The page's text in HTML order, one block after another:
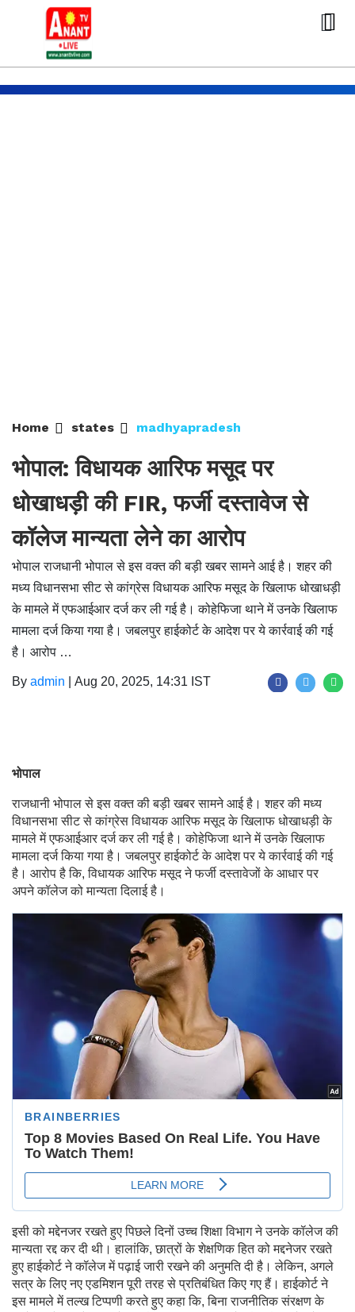
Home states madhyapradesh
भोपाल: विधायक आरिफ मसूद पर
धोखाधड़ी की FIR, फर्जी दस्तावेज से
कॉलेज मान्यता लेने का आरोप
भोपाल राजधानी भोपाल से इस वक्त की बड़ी खबर सामने आई है। शहर की
मध्य विधानसभा सीट से कांग्रेस विधायक आरिफ मसूद के खिलाफ धोखाधड़ी
के मामले में एफआईआर दर्ज कर ली गई है। कोहेफिजा थाने में उनके खिलाफ
मामला दर्ज किया गया है। जबलपुर हाईकोर्ट के आदेश पर ये कार्रवाई की गई
है। आरोप …
By admin Aug 20, 2025, 14:31 IST
भोपाल
राजधानी भोपाल से इस वक्त की बड़ी खबर सामने आई है। शहर की मध्य
विधानसभा सीट से कांग्रेस विधायक आरिफ मसूद के खिलाफ धोखाधड़ी के
मामले में एफआईआर दर्ज कर ली गई है। कोहेफिजा थाने में उनके खिलाफ
मामला दर्ज किया गया है। जबलपुर हाईकोर्ट के आदेश पर ये कार्रवाई की गई
है। आरोप है कि, विधायक आरिफ मसूद ने फर्जी दस्तावेजों के आधार पर
अपने कॉलेज को मान्यता दिलाई है।
इसी को मद्देनजर रखते हुए पिछले दिनों उच्च शिक्षा विभाग ने उनके कॉलेज की
मान्यता रद्द कर दी थी। हालांकि, छात्रों के शेक्षणिक हित को मद्दनेजर रखते
हुए हाईकोर्ट ने कॉलेज में पढ़ाई जारी रखने की अनुमति दी है। लेकिन, अगले
सत्र के लिए नए एडमिशन पूरी तरह से प्रतिबंधित किए गए हैं। हाईकोर्ट ने
इस मामले में तल्ख टिप्पणी करते हुए कहा कि, बिना राजनीतिक संरक्षण के